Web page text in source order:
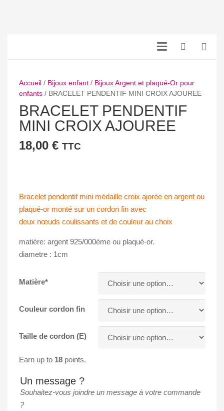
Accueil / Bijoux enfant/ Bijoux Argent et plaqué-Or pour
enfants/ BRACELET PENDENTIF MINI CROIX AJOUREE
BRACELET PENDENTIF
MINI CROIX AJOUREE
18,00 € TTC
Bracelet pendentif mini médaille croix ajorée en argent ou
plaqué-or monté sur un cordon fin avec
deux nœuds coulissants et de couleur au choix
matière: argent 925/000ème ou plaqué-or.
diametre : 1cm
Matière*
Couleur cordon fin
Taille de cordon (E)
Earn up to 18points.
Un message ?
Souhaitez-vous joindre un message à votre commande
?